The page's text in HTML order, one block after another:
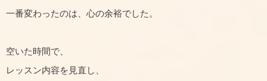
一番変わったのは、心の余裕でした。
空いた時間で、
レッスン内容を見直し、